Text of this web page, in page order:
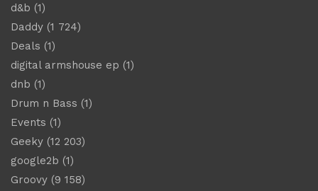
d&b (1)
Daddy (1 724)
Deals (1)
digital armshouse ep (1)
dnb (1)
Drum n Bass (1)
Events (1)
Geeky (12 203)
google2b (1)
Groovy (9 158)